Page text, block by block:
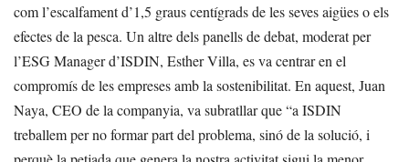
com l’escalfament d’1,5 graus centígrads de les seves aigües o els
efectes de la pesca. Un altre dels panells de debat, moderat per
l’ESG Manager d’ISDIN, Esther Villa, es va centrar en el
compromís de les empreses amb la sostenibilitat. En aquest, Juan
Naya, CEO de la companyia, va subratllar que “a ISDIN
treballem per no formar part del problema, sinó de la solució, i